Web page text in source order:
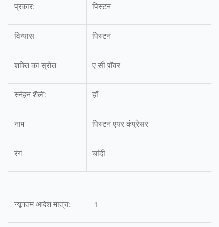
प्रकार: पिस्टन
विन्यास पिस्टन
शक्ति का स्रोत ए सी पॉवर
स्नेहन शैली: हाँ
नाम पिस्टन एयर कंप्रेसर
रंग चांदी
न्यूनतम आदेश मात्रा: 1